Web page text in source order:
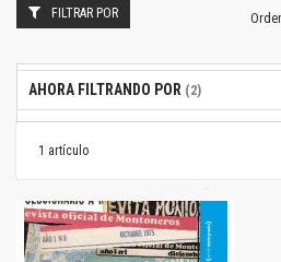
1 artículo
FILTRAR POR
AHORA FILTRANDO POR